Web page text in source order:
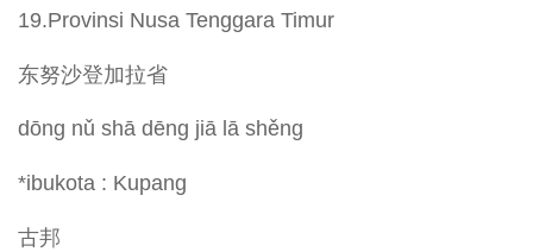
19.Provinsi Nusa Tenggara Timur
东努沙登加拉省
dōng nǔ shā dēng jiā lā shěng
*ibukota : Kupang
古邦